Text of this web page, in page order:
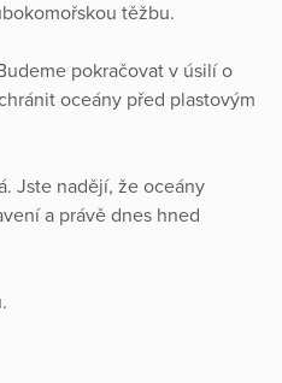
těžbu.
pokračovat v úsilí o
oceány před plastovým
Jste nadějí, že oceány
a právě dnes hned